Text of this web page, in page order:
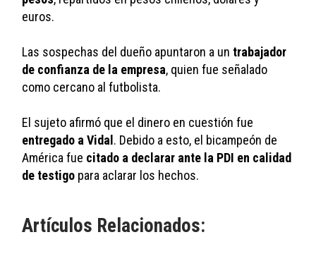
euros.
Las sospechas del dueño apuntaron a un trabajador
de confianza de la empresa, quien fue señalado
como cercano al futbolista.
entregado a Vidal . Debido a esto, el bicampeón de
América fue citado a declarar ante la PDI en calidad
de testigo para aclarar los hechos.
Artículos Relacionados: